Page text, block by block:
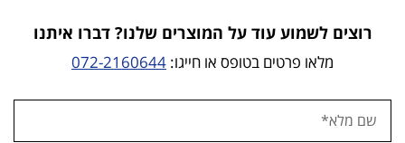
רוצים לשמוע עוד על המוצרים שלנו? דברו איתנו
מלאו פרטים בטופס או חייגו: 072-2160644